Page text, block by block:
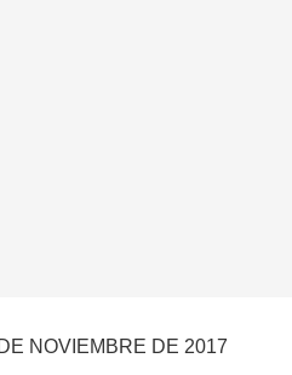
NOVIEMBRE DE 2017